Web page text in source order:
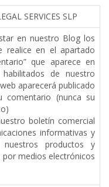
SERVICES SLP
en nuestro Blog los
realice en el apartado
que aparece en
de nuestro
aparecerá publicado
comentario (nunca su
boletín comercial
informativas y
nuestros productos y
por medios electrónicos